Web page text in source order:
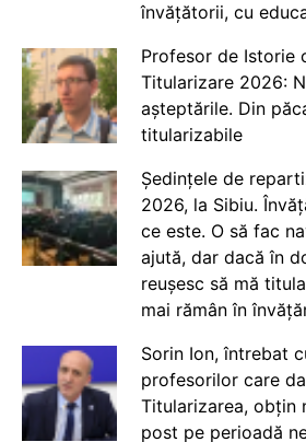
învățătorii, cu
Profesor de Istorie
Titularizare 2026:
așteptările. Din
titularizabile
Ședințele de
2026, la Sibiu.
ce este. O să fac
ajută, dar dacă în
reușesc să mă
mai rămân în
Sorin Ion, întrebat
profesorilor care
Titularizarea, obțin
post pe perioadă